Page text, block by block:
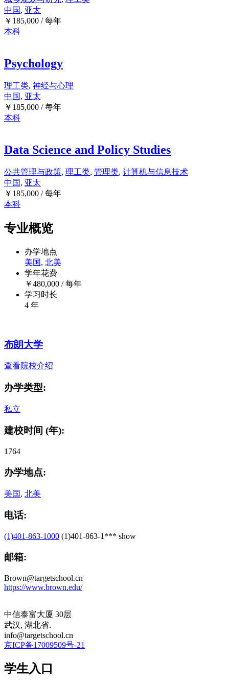
中国, 亚太
￥ 185,000 / 每年
本科
Psychology
理工类, 神经与心理
中国, 亚太
￥ 185,000 / 每年
本科
Data Science and Policy Studies
公共管理与政策, 理工类, 管理类, 计算机与信息技术
中国, 亚太
￥ 185,000 / 每年
本科
专业概览
办学地点
美国, 北美
学年花费
￥480,000 / 每年
学习时长
4 年
布朗大学
查看院校介绍
办学类型:
私立
建校时间 (年):
1764
办学地点:
美国, 北美
电话:
(1)401-863-1000 (1)401-863-1*** show
邮箱:
Brown@targetschool.cn
https://www.brown.edu/
中信泰富大厦 30层
武汉, 湖北省.
info@targetschool.cn
京ICP备17009509号-21
学生入口